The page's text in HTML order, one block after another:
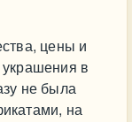
цены и
в
не была
на